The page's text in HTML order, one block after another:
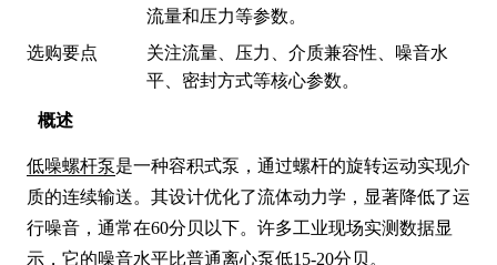
概述
低噪螺杆泵是一种容积式泵，通过螺杆的旋转运动实现介
质的连续输送。其设计优化了流体动力学，显著降低了运
行噪音，通常在60分贝以下。许多工业现场实测数据显
示，它的噪音水平比普通离心泵低15-20分贝。
流量和压力等参数。
选购要点
关注流量、压力、介质兼容性、噪音水
平、密封方式等核心参数。